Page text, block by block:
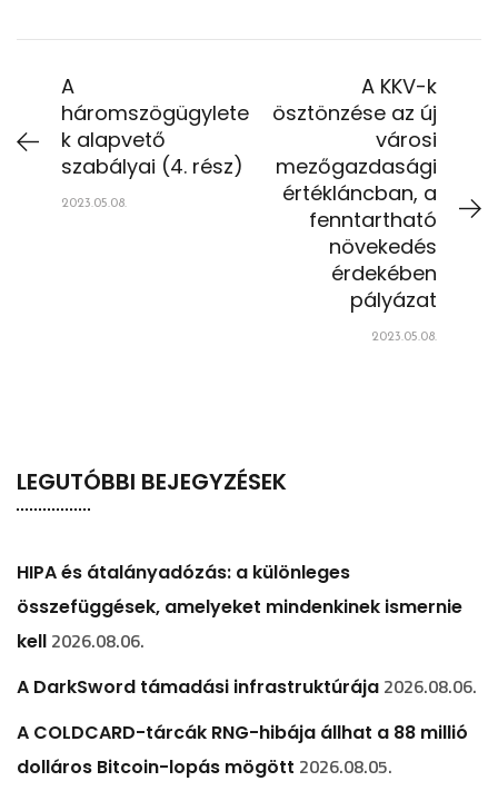
A
háromszögügylete
k alapvető
szabályai (4. rész)
2023.05.08.
A KKV-k
ösztönzése az új
városi
mezőgazdasági
értékláncban, a
fenntartható
növekedés
érdekében
pályázat
2023.05.08.
LEGUTÓBBI BEJEGYZÉSEK
HIPA és átalányadózás: a különleges
összefüggések, amelyeket mindenkinek ismernie
kell 2026.08.06.
A DarkSword támadási infrastruktúrája 2026.08.06.
A COLDCARD-tárcák RNG-hibája állhat a 88 millió
dolláros Bitcoin-lopás mögött 2026.08.05.